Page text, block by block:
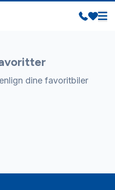
dine favoritbiler